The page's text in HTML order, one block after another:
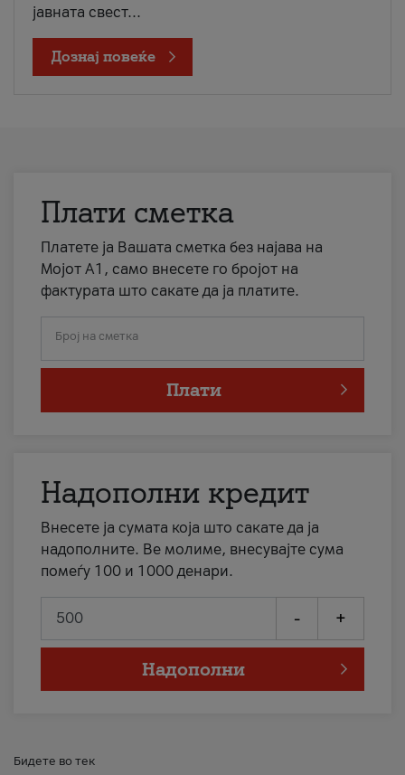
јавната свест...
Дознај повеќе
Плати сметка
Платете ја Вашата сметка без најава на
Мојот А1, само внесете го бројот на
фактурата што сакате да ја платите.
Број на сметка
Плати
Надополни кредит
Внесете ја сумата која што сакате да ја
надополните. Ве молиме, внесувајте сума
помеѓу 100 и 1000 денари.
- +
Надополни
Бидете во тек